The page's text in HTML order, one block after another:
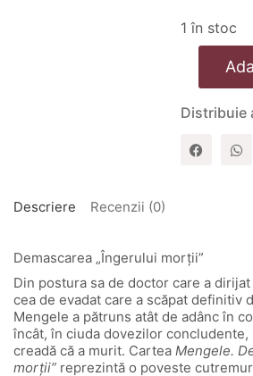
1 în stoc
Cantitate
Mengele.
“Ingerului
mortii”
Distribuie
Descriere Recenzii (0)
Demascarea „Îngerului morții”
Din postura sa de doctor care a
cea de evadat care a scăpat definitiv
Mengele a pătruns atât de adânc în
încât, în ciuda dovezilor concludente,
creadă că a murit. Cartea Mengele.
morții” reprezintă o poveste